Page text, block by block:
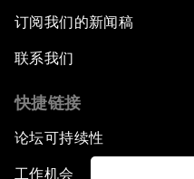
订阅我们的新闻稿
联系我们
快捷链接
论坛可持续性
工作机会